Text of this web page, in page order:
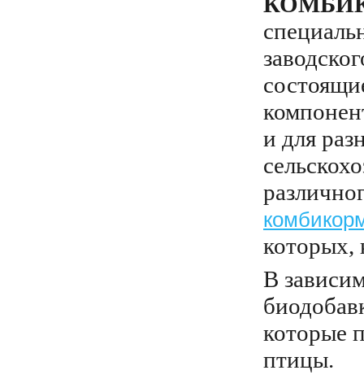
и для
которых,
В
которые
птицы.